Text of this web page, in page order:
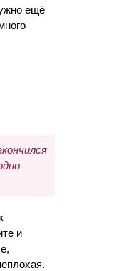
и
ещё